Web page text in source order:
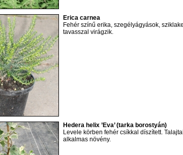
Erica carnea
Fehér színű erika, szegélyágyások,
tavasszal virágzik.
Hedera helix ’Eva’ (tarka borostyán)
Levele körben fehér csíkkal díszített.
alkalmas növény.